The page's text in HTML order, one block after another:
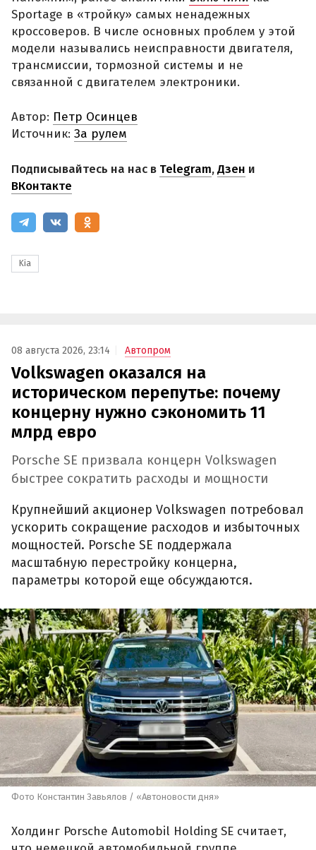
Sportage в «тройку» самых ненадежных
кроссоверов. В числе основных проблем у этой
модели назывались неисправности двигателя,
трансмиссии, тормозной системы и не
связанной с двигателем электроники.
Автор: Петр Осинцев
Источник: За рулем
Подписывайтесь на нас в Telegram,Дзен и
ВКонтакте
Kia
08 августа 2026, 23:14 Автопром
Volkswagen оказался на
историческом перепутье: почему
концерну нужно сэкономить 11
млрд евро
Porsche SE призвала концерн Volkswagen
быстрее сократить расходы и мощности
Крупнейший акционер Volkswagen потребовал
ускорить сокращение расходов и избыточных
мощностей. Porsche SE поддержала
масштабную перестройку концерна,
параметры которой еще обсуждаются.
Фото Константин Завьялов / «Автоновости дня»
Холдинг Porsche Automobil Holding SE считает,